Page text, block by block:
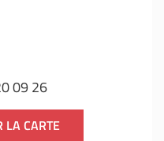
09 26
LA CARTE